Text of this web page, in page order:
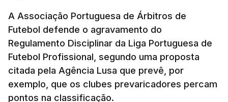
A Associação Portuguesa de Árbitros de
Futebol defende o agravamento do
Regulamento Disciplinar da Liga Portuguesa de
Futebol Profissional, segundo uma proposta
citada pela Agência Lusa que prevê, por
exemplo, que os clubes prevaricadores percam
pontos na classificação.